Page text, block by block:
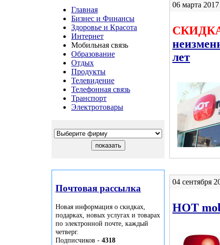
Главная
Бизнес и Финансы
Здоровье и Красота
Интернет
Мобильная связь
Образование
Отдых
Продукты
Телевидение
Телефонная связь
Транспорт
Электротовары
Почтовая рассылка
Новая информация о скидках,
подарках, новых услугах и товарах
по электронной почте, каждый
четверг.
Подписчиков - 4318
06 марта
лет
04 сентября
HOT